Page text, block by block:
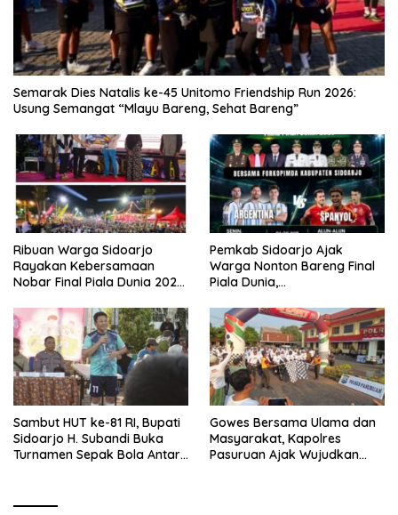
Semarak Dies Natalis ke-45 Unitomo Friendship Run 2026:
Usung Semangat “Mlayu Bareng, Sehat Bareng”
Ribuan Warga Sidoarjo
Rayakan Kebersamaan
Nobar Final Piala Dunia 2026
Forkopimda
Pemkab Sidoarjo Ajak
Warga Nonton Bareng Final
Piala Dunia,
Sambut HUT ke-81 RI, Bupati
Sidoarjo H. Subandi Buka
Turnamen Sepak Bola Antar
Gowes Bersama Ulama dan
Masyarakat, Kapolres
Pasuruan Ajak Wujudkan